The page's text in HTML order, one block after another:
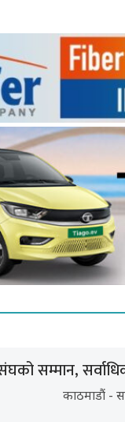
सम्मान,
काठमाडौं -